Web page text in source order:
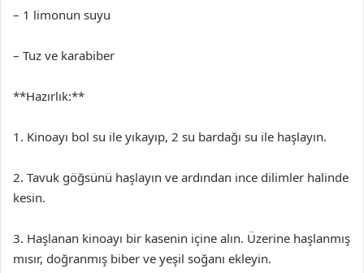
– 1 limonun suyu
– Tuz ve karabiber
**Hazırlık:**
1. Kinoayı bol su ile yıkayıp, 2 su bardağı su ile haşlayın.
2. Tavuk göğsünü haşlayın ve ardından ince dilimler halinde
kesin.
3. Haşlanan kinoayı bir kasenin içine alın. Üzerine haşlanmış
mısır, doğranmış biber ve yeşil soğanı ekleyin.